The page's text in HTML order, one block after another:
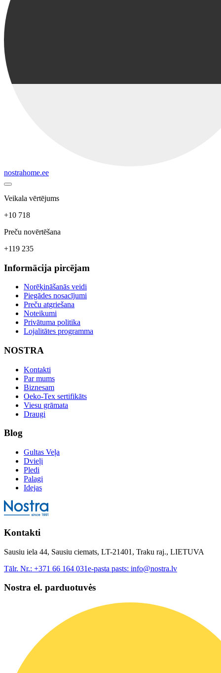
nostrahome.ee
Veikala vērtējums
+10 718
Preču novērtēšana
+119 235
Informācija pircējam
Norēķināšanās veidi
Piegādes nosacījumi
Preču atgriešana
Noteikumi
Privātuma politika
Lojalitātes programma
NOSTRA
Kontakti
Par mums
Biznesam
Oeko-Tex sertifikāts
Viesu grāmata
Draugi
Blog
Gultas Veļa
Dvieļi
Pledi
Palagi
Idejas
Kontakti
Sausiu iela 44, Sausiu ciemats, LT-21401, Traku raj., LIETUVA
Tālr. Nr.: +371 66 164 031e-pasta pasts: info@nostra.lv
Nostra el. parduotuvės